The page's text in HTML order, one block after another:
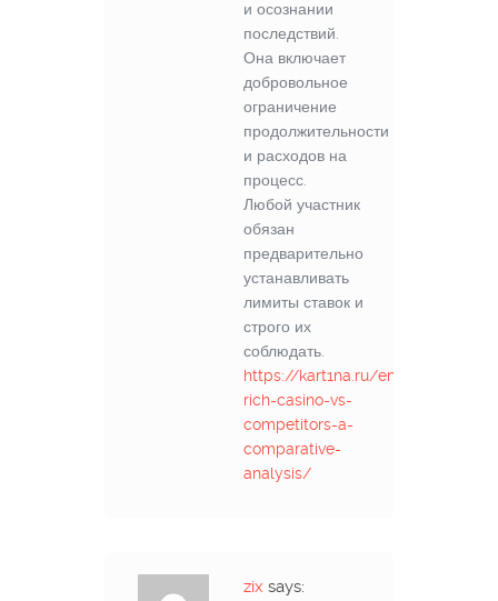
и осознании
последствий.
Она включает
добровольное
ограничение
продолжительности
и расходов на
процесс.
Любой участник
обязан
предварительно
устанавливать
лимиты ставок и
строго их
соблюдать.
https://kart1na.ru/entry/323-
rich-casino-vs-
competitors-a-
comparative-
analysis/
zix says: